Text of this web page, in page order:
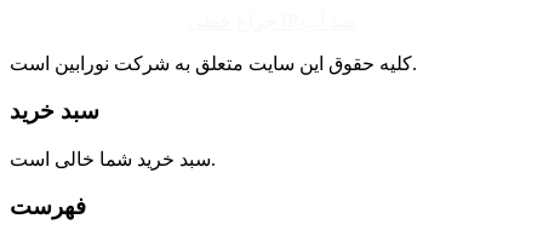
کلیه حقوق این سایت متعلق به شرکت نورابین است.
سبد خرید
سبد خرید شما خالی است.
فهرست